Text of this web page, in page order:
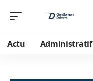
Actu Administratif